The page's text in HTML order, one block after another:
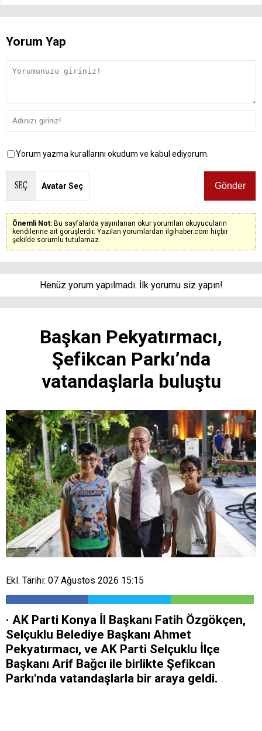
Yorum Yap
Yorum yazma kurallarını okudum ve kabul ediyorum.
Avatar Seç
Önemli Not: Bu sayfalarda yayınlanan okur yorumları okuyucuların
kendilerine ait görüşlerdir. Yazılan yorumlardan ilgihaber.com hiçbir
şekilde sorumlu tutulamaz.
Henüz yorum yapılmadı. İlk yorumu siz yapın!
Başkan Pekyatırmacı,
Şefikcan Parkı’nda
vatandaşlarla buluştu
Ekl. Tarihi: 07 Ağustos 2026 15:15
· AK Parti Konya İl Başkanı Fatih Özgökçen,
Selçuklu Belediye Başkanı Ahmet
Pekyatırmacı, ve AK Parti Selçuklu İlçe
Başkanı Arif Bağcı ile birlikte Şefikcan
Parkı'nda vatandaşlarla bir araya geldi.